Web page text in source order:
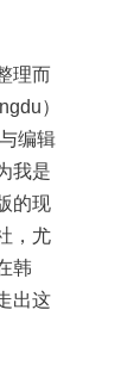
理而
）
编辑
我是
的现
，尤
韩
出这